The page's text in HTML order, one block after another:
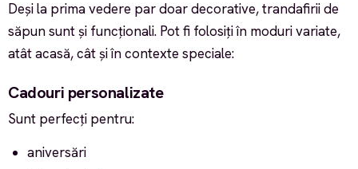
Deși la prima vedere par doar decorative, trandafirii de
săpun sunt și funcționali. Pot fi folosiți în moduri variate,
atât acasă, cât și în contexte speciale:
Cadouri personalizate
Sunt perfecți pentru:
aniversări